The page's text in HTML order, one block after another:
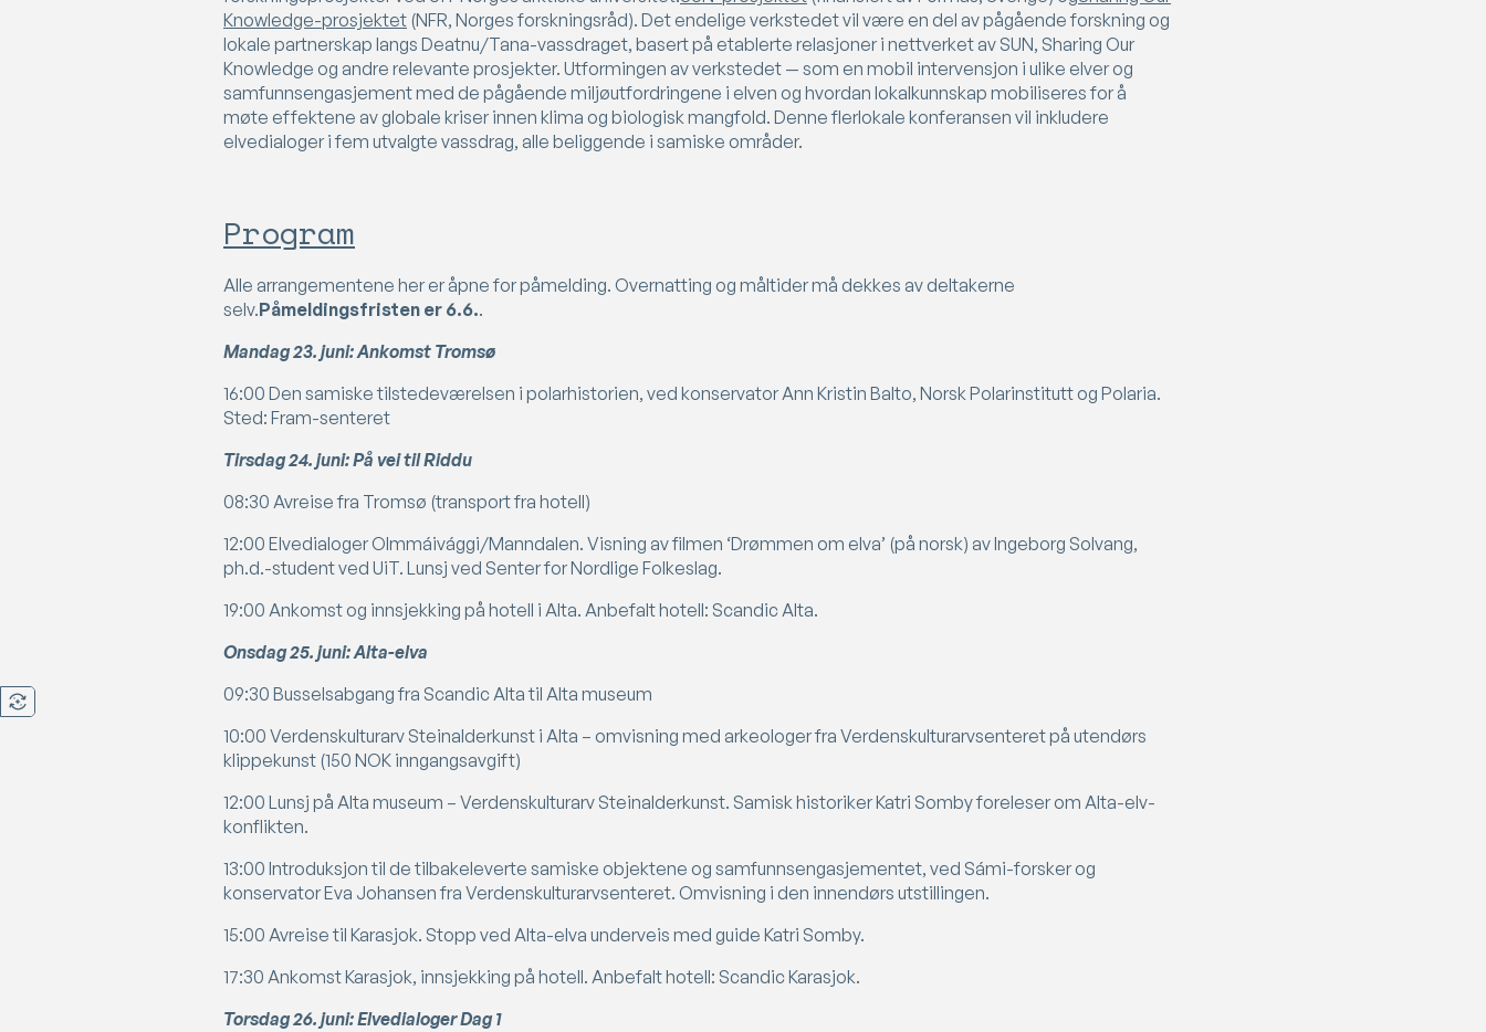
Knowledge-prosjektet (NFR, Norges forskningsråd). Det endelige verkstedet vil være en del av pågående forskning og
lokale partnerskap langs Deatnu/Tana-vassdraget, basert på etablerte relasjoner i nettverket av SUN, Sharing Our
Knowledge og andre relevante prosjekter. Utformingen av verkstedet — som en mobil intervensjon i ulike elver og
samfunnsengasjement med de pågående miljøutfordringene i elven og hvordan lokalkunnskap mobiliseres for å
møte effektene av globale kriser innen klima og biologisk mangfold. Denne flerlokale konferansen vil inkludere
elvedialoger i fem utvalgte vassdrag, alle beliggende i samiske områder.
Program
Alle arrangementene her er åpne for påmelding. Overnatting og måltider må dekkes av deltakerne
selv.Påmeldingsfristen er 6.6..
Mandag 23. juni: Ankomst Tromsø
16:00 Den samiske tilstedeværelsen i polarhistorien, ved konservator Ann Kristin Balto, Norsk Polarinstitutt og Polaria.
Sted: Fram-senteret
Tirsdag 24. juni: På vei til Riddu
08:30 Avreise fra Tromsø (transport fra hotell)
12:00 Elvedialoger Olmmáivággi/Manndalen. Visning av filmen ‘Drømmen om elva’ (på norsk) av Ingeborg Solvang,
ph.d.-student ved UiT. Lunsj ved Senter for Nordlige Folkeslag.
19:00 Ankomst og innsjekking på hotell i Alta. Anbefalt hotell: Scandic Alta.
Onsdag 25. juni: Alta-elva
09:30 Busselsabgang fra Scandic Alta til Alta museum
10:00 Verdenskulturarv Steinalderkunst i Alta – omvisning med arkeologer fra Verdenskulturarvsenteret på utendørs
klippekunst (150 NOK inngangsavgift)
12:00 Lunsj på Alta museum – Verdenskulturarv Steinalderkunst. Samisk historiker Katri Somby foreleser om Alta-elv-
konflikten.
13:00 Introduksjon til de tilbakeleverte samiske objektene og samfunnsengasjementet, ved Sámi-forsker og
konservator Eva Johansen fra Verdenskulturarvsenteret. Omvisning i den innendørs utstillingen.
15:00 Avreise til Karasjok. Stopp ved Alta-elva underveis med guide Katri Somby.
17:30 Ankomst Karasjok, innsjekking på hotell. Anbefalt hotell: Scandic Karasjok.
Torsdag 26. juni: Elvedialoger Dag 1